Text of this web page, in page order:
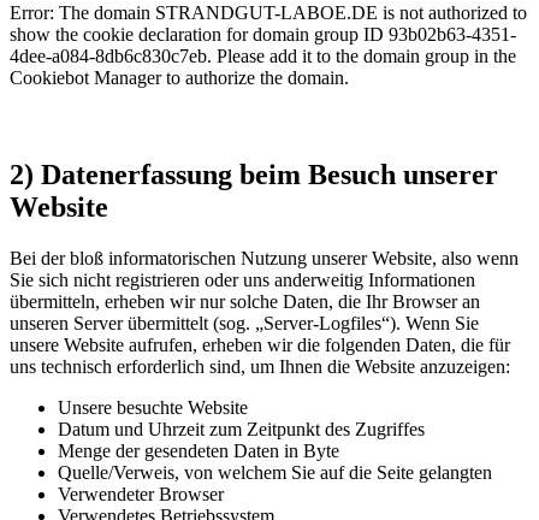
Error: The domain STRANDGUT-LABOE.DE is not authorized to
show the cookie declaration for domain group ID 93b02b63-4351-
4dee-a084-8db6c830c7eb. Please add it to the domain group in the
Cookiebot Manager to authorize the domain.
2) Datenerfassung beim Besuch unserer
Website
Bei der bloß informatorischen Nutzung unserer Website, also wenn
Sie sich nicht registrieren oder uns anderweitig Informationen
übermitteln, erheben wir nur solche Daten, die Ihr Browser an
unseren Server übermittelt (sog. „Server-Logfiles“). Wenn Sie
unsere Website aufrufen, erheben wir die folgenden Daten, die für
uns technisch erforderlich sind, um Ihnen die Website anzuzeigen:
Unsere besuchte Website
Datum und Uhrzeit zum Zeitpunkt des Zugriffes
Menge der gesendeten Daten in Byte
Quelle/Verweis, von welchem Sie auf die Seite gelangten
Verwendeter Browser